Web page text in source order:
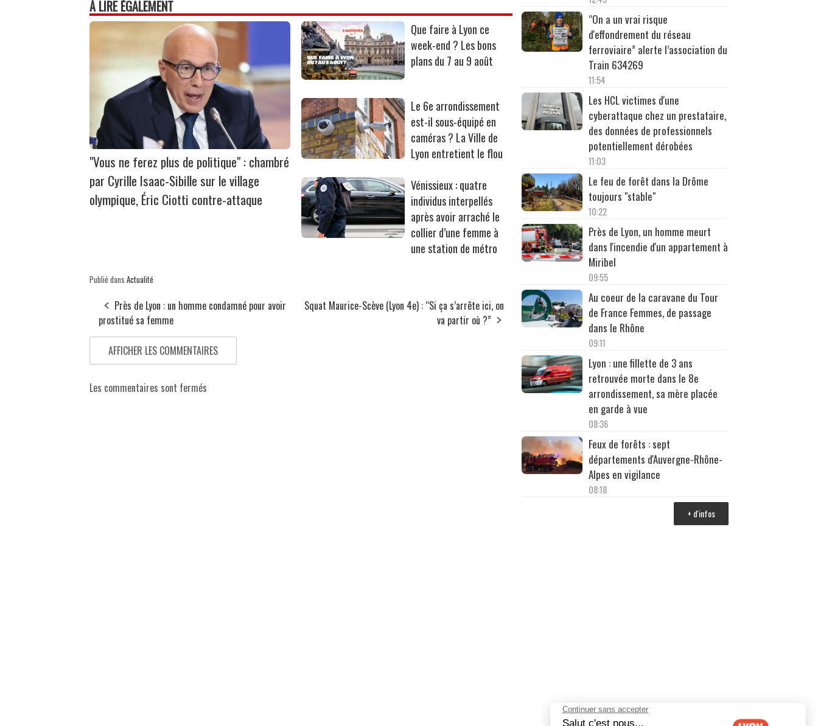
À LIRE ÉGALEMENT
"Vous ne ferez plus de politique" : chambré
par Cyrille Isaac-Sibille sur le village
olympique, Éric Ciotti contre-attaque
Que faire à Lyon ce
week-end ? Les bons
plans du 7 au 9 août
Le 6e arrondissement
est-il sous-équipé en
caméras ? La Ville de
Lyon entretient le flou
Vénissieux : quatre
individus interpellés
après avoir arraché le
collier d’une femme à
une station de métro
Publié dans Actualité
Près de Lyon : un homme condamné pour avoir
prostitué sa femme
Squat Maurice-Scève (Lyon 4e) : “Si ça s’arrête ici, on
va partir où ?”
AFFICHER LES COMMENTAIRES
Les commentaires sont fermés
“On a un vrai risque
d'effondrement du réseau
ferroviaire” alerte l’association du
Train 634269
11:54
Les HCL victimes d'une
cyberattaque chez un prestataire,
des données de professionnels
potentiellement dérobées
11:03
Le feu de forêt dans la Drôme
toujours "stable"
10:22
Près de Lyon, un homme meurt
dans l'incendie d'un appartement à
Miribel
09:55
Au coeur de la caravane du Tour
de France Femmes, de passage
dans le Rhône
09:11
Lyon : une fillette de 3 ans
retrouvée morte dans le 8e
arrondissement, sa mère placée
en garde à vue
08:36
Feux de forêts : sept
départements d'Auvergne-Rhône-
Alpes en vigilance
08:18
+ d'infos